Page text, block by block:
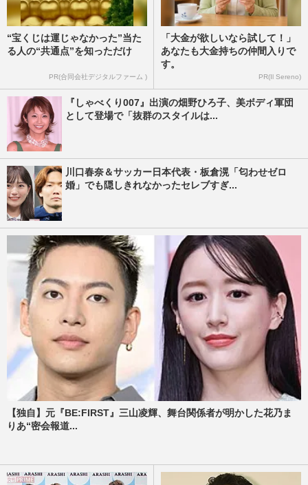
“宝くじは運じゃなかった”当た
る人の“共通点”を知っただけ
PR(合同会社デジタルファーム )
「大金が欲しいなら試して！」
あなたも大金持ちの仲間入りで
す。
PR(Il Sereno)
『しゃべくり007』出演の畑野ひろ子、美ボディ軍団
として登場で「抜群のスタイルは...
川口春奈＆サッカー日本代表・板倉滉「匂わせゼロ
婚」でも隠しきれなかったセレブすぎ...
【独自】元『BE:FIRST』三山凌輝、舞台関係者が明かした花乃ま
りあ“密会報道...